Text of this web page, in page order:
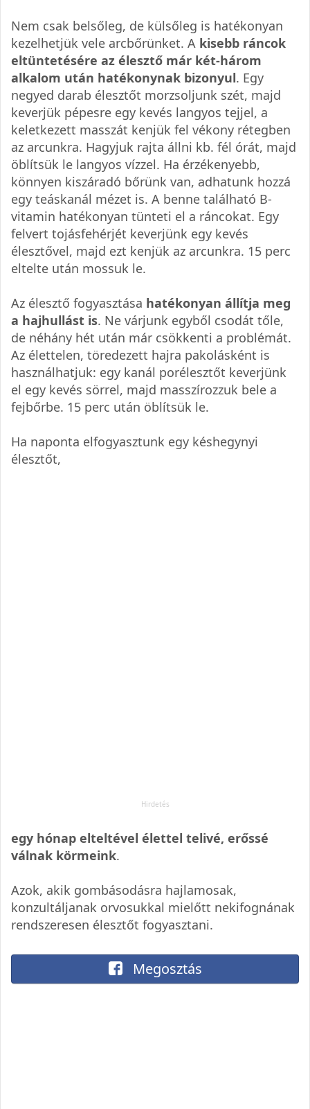
Nem csak belsőleg, de külsőleg is hatékonyan
kezelhetjük vele arcbőrünket. A kisebb ráncok
eltüntetésére az élesztő már két-három
alkalom után hatékonynak bizonyul. Egy
negyed darab élesztőt morzsoljunk szét, majd
keverjük pépesre egy kevés langyos tejjel, a
keletkezett masszát kenjük fel vékony rétegben
az arcunkra. Hagyjuk rajta állni kb. fél órát, majd
öblítsük le langyos vízzel. Ha érzékenyebb,
könnyen kiszáradó bőrünk van, adhatunk hozzá
egy teáskanál mézet is. A benne található B-
vitamin hatékonyan tünteti el a ráncokat. Egy
felvert tojásfehérjét keverjünk egy kevés
élesztővel, majd ezt kenjük az arcunkra. 15 perc
eltelte után mossuk le.
Az élesztő fogyasztása hatékonyan állítja meg
a hajhullást is. Ne várjunk egyből csodát tőle,
de néhány hét után már csökkenti a problémát.
Az élettelen, töredezett hajra pakolásként is
használhatjuk: egy kanál porélesztőt keverjünk
el egy kevés sörrel, majd masszírozzuk bele a
fejbőrbe. 15 perc után öblítsük le.
Ha naponta elfogyasztunk egy késhegynyi
élesztőt,
egy hónap elteltével élettel telivé, erőssé
válnak körmeink.
Azok, akik gombásodásra hajlamosak,
konzultáljanak orvosukkal mielőtt nekifognának
rendszeresen élesztőt fogyasztani.
Megosztás